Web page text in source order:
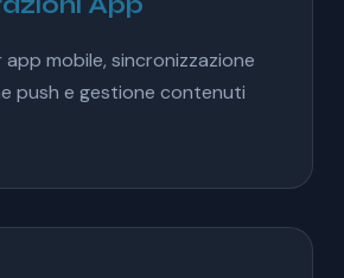
app mobile, sincronizzazione
push e gestione contenuti